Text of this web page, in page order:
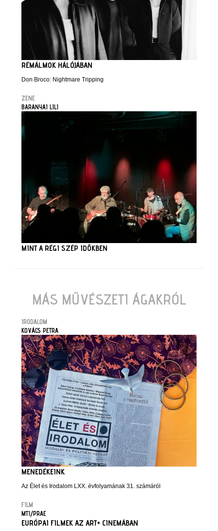
RÉMÁLMOK HÁLÓJÁBAN
Don Broco: Nightmare Tripping
ZENE
BARANYAI LILI
MINT A RÉGI SZÉP IDŐKBEN
MÁS MŰVÉSZETI ÁGAKRÓL
IRODALOM
KOVÁCS PETRA
MENEDÉKEINK
Az Élet és Irodalom LXX. évfolyamának 31. számáról
FILM
MTI/PRAE
EURÓPAI FILMEK AZ ART+ CINEMÁBAN